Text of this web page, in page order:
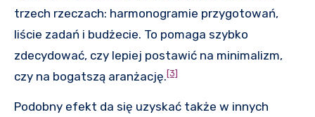
trzech rzeczach: harmonogramie przygotowań,
liście zadań i budżecie. To pomaga szybko
zdecydować, czy lepiej postawić na minimalizm,
czy na bogatszą aranżację.[3]
Podobny efekt da się uzyskać także w innych